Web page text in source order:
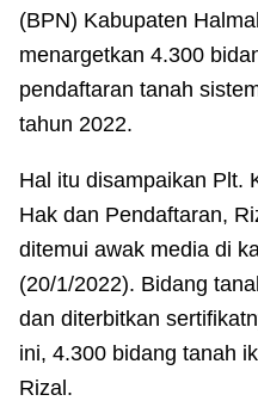
(BPN) Kabupaten
menargetkan 4.300
pendaftaran tanah
tahun 2022.
Hal itu disampaikan Plt.
Hak dan Pendaftaran,
ditemui awak media di
(20/1/2022). Bidang
dan diterbitkan
ini, 4.300 bidang tanah
Rizal.